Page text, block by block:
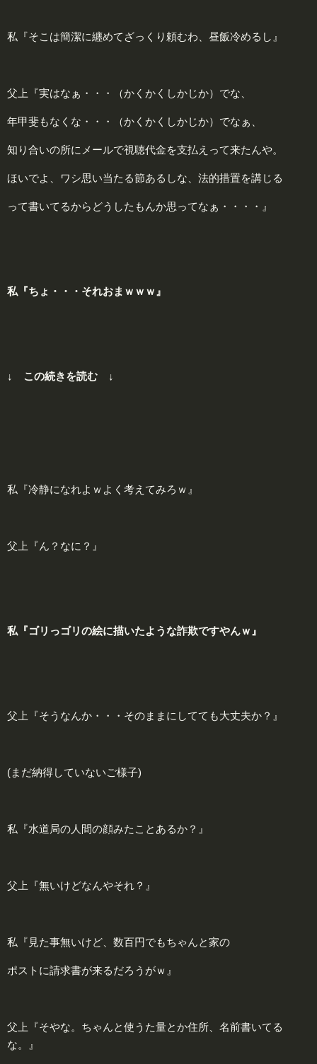
私『そこは簡潔に纏めてざっくり頼むわ、昼飯冷めるし』
父上『実はなぁ・・・（かくかくしかじか）でな、
年甲斐もなくな・・・（かくかくしかじか）でなぁ、
知り合いの所にメールで視聴代金を支払えって来たんや。
ほいでよ、ワシ思い当たる節あるしな、法的措置を講じる
って書いてるからどうしたもんか思ってなぁ・・・・』
私『ちょ・・・それおまｗｗｗ』
↓ この続きを読む ↓
私『冷静になれよｗよく考えてみろｗ』
父上『ん？なに？』
私『ゴリっゴリの絵に描いたような詐欺ですやんｗ』
父上『そうなんか・・・そのままにしてても大丈夫か？』
(まだ納得していないご様子)
私『水道局の人間の顔みたことあるか？』
父上『無いけどなんやそれ？』
私『見た事無いけど、数百円でもちゃんと家の
ポストに請求書が来るだろうがｗ』
父上『そやな。ちゃんと使うた量とか住所、名前書いてる
な。』